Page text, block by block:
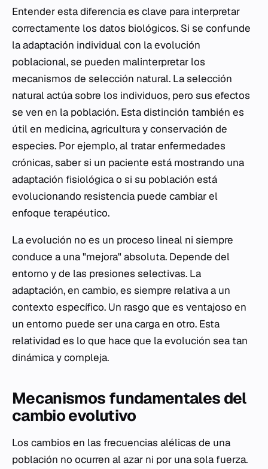
Entender esta diferencia es clave para interpretar
correctamente los datos biológicos. Si se confunde
la adaptación individual con la evolución
poblacional, se pueden malinterpretar los
mecanismos de selección natural. La selección
natural actúa sobre los individuos, pero sus efectos
se ven en la población. Esta distinción también es
útil en medicina, agricultura y conservación de
especies. Por ejemplo, al tratar enfermedades
crónicas, saber si un paciente está mostrando una
adaptación fisiológica o si su población está
evolucionando resistencia puede cambiar el
enfoque terapéutico.
La evolución no es un proceso lineal ni siempre
conduce a una "mejora" absoluta. Depende del
entorno y de las presiones selectivas. La
adaptación, en cambio, es siempre relativa a un
contexto específico. Un rasgo que es ventajoso en
un entorno puede ser una carga en otro. Esta
relatividad es lo que hace que la evolución sea tan
dinámica y compleja.
Mecanismos fundamentales del
cambio evolutivo
Los cambios en las frecuencias alélicas de una
población no ocurren al azar ni por una sola fuerza.